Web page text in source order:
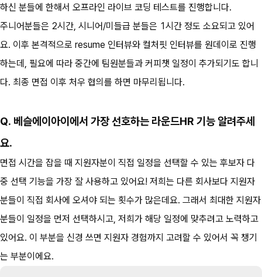
하신 분들에 한해서 오프라인 라이브 코딩 테스트를 진행합니다.
주니어분들은 2시간, 시니어/미들급 분들은 1시간 정도 소요되고 있어
요. 이후 본격적으로 resume 인터뷰와 컬처핏 인터뷰를 원데이로 진행
하는데, 필요에 따라 중간에 팀원분들과 커피챗 일정이 추가되기도 합니
다. 최종 면접 이후 처우 협의를 하면 마무리됩니다.
Q. 베슬에이아이에서 가장 선호하는 라운드HR 기능 알려주세
요.
면접 시간을 잡을 때 지원자분이 직접 일정을 선택할 수 있는 후보자 다
중 선택 기능을 가장 잘 사용하고 있어요! 저희는 다른 회사보다 지원자
분들이 직접 회사에 오셔야 되는 횟수가 많은데요. 그래서 최대한 지원자
분들이 일정을 먼저 선택하시고, 저희가 해당 일정에 맞추려고 노력하고
있어요. 이 부분을 신경 쓰면 지원자 경험까지 고려할 수 있어서 꼭 챙기
는 부분이에요.